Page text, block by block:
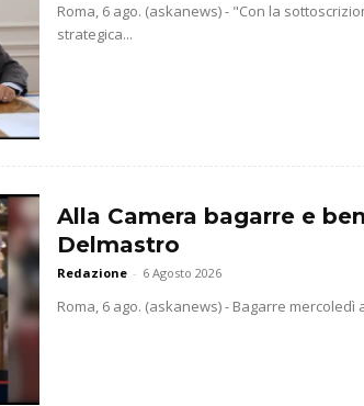
Roma, 6 ago. (askanews) - "Con la
strategica...
Alla Camera bagarre e
Delmastro
Redazione - 6 Agosto 2026
Roma, 6 ago. (askanews) - Bagarre